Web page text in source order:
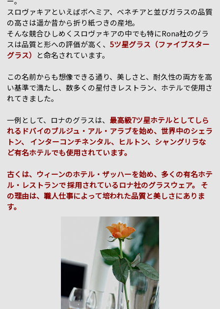
スロヴァキアといえばボヘミア、ベネチアと並びガラスの品質
の高さは遥か昔から折り紙つきの産地。
そんな競合ひしめくスロヴァキアの中でも特にRona社のグラ
スは品質と形への評価が高く、5ツ星グラス（ファイブスター
グラス）
と命名されています。
この名前からも想像できる通り、美しさと、耐久性の両方を高
い基準で満たし、数多くの星付きレストラン、ホテルで使用さ
れてきました。
一例として、ロナのグラスは、 最高級7ツ星ホテルとしてしら
れるドバイのブルジュ・アル・アラブを始め、世界中のシェラ
トン、 インターコンチネンタル、ヒルトン、シャングリラな
ど有名ホテルでも使用されています。
古くは、ウィーンのホテル・ザッハーを始め、多くの有名ホテ
ル・レストランで 採用されているロナ社のグラスウェア。 そ
の理由は、職人仕事によって培われた品質と美しさにありま
す。